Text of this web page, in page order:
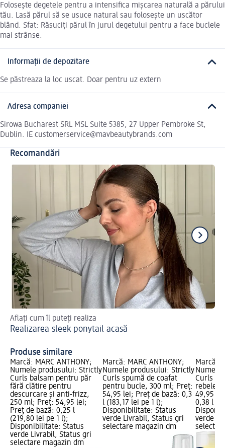
Folosește degetele pentru a intensifica mișcarea naturală a părului
tău. Lasă părul să se usuce natural sau folosește un uscător
blând. Sfat: Răsuciți părul în jurul degetului pentru a face buclele
mai strânse.
Informații de depozitare
Se păstreaza la loc uscat. Doar pentru uz extern
Adresa companiei
Sirowa Bucharest SRL MSL Suite 5385, 27 Upper Pembroke St,
Dublin. IE customerservice@mavbeautybrands.com
Recomandări
Aflați cum îl puteți realiza
Realizarea sleek ponytail acasă
Produse similare
Marcă: MARC ANTHONY;
Numele produsului: Strictly
Curls balsam pentru păr
fără clătire pentru
descurcare și anti-frizz,
250 ml; Preț: 54,95 lei;
Preț de bază: 0,25 l
(219,80 lei pe 1 l);
Disponibilitate: Status
verde Livrabil, Status gri
selectare magazin dm
Marcă: MARC ANTHONY;
Numele produsului: Strictly
Curls spumă de coafat
pentru bucle, 300 ml; Preț:
54,95 lei; Preț de bază: 0,3
l (183,17 lei pe 1 l);
Disponibilitate: Status
verde Livrabil, Status gri
selectare magazin dm
Marcă:
Numele
Curls
rebele,
49,95
0,38 l
verde